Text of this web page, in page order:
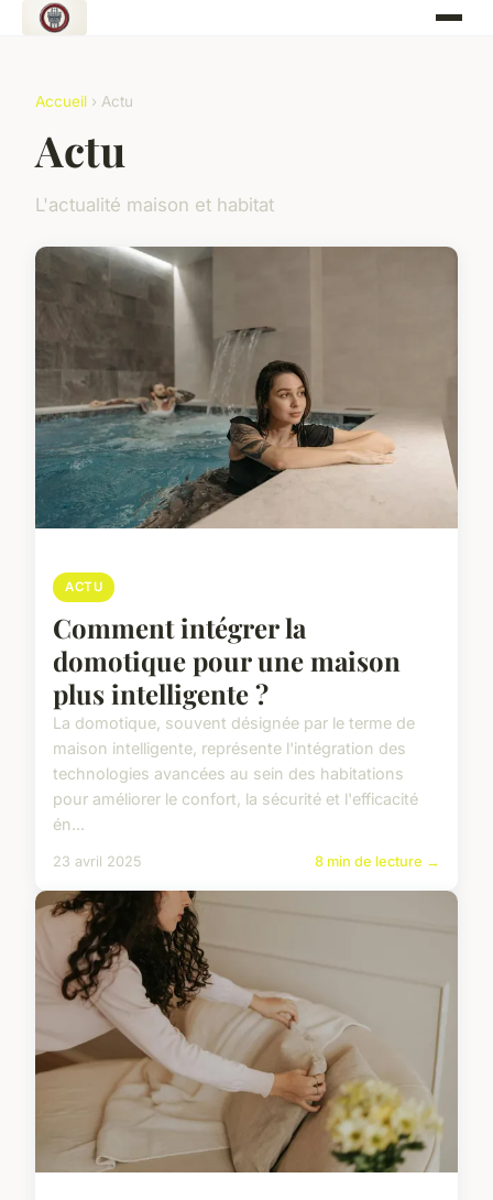
Accueil › Actu
Actu
L'actualité maison et habitat
ACTU
Comment intégrer la
domotique pour une maison
plus intelligente ?
La domotique, souvent désignée par le terme de
maison intelligente, représente l'intégration des
technologies avancées au sein des habitations
pour améliorer le confort, la sécurité et l'efficacité
én...
23 avril 2025 8 min de lecture →